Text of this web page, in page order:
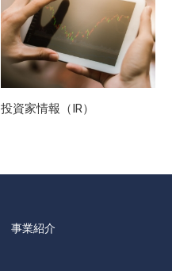
投資家情報（IR）
事業紹介